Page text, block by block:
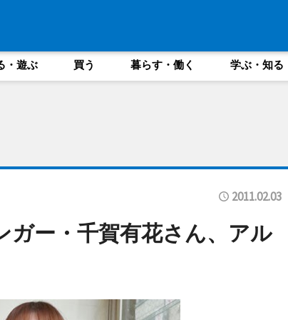
・遊ぶ 買う 暮らす・働く 学ぶ・知る
2011.02.03
ガー・千賀有花さん、アル